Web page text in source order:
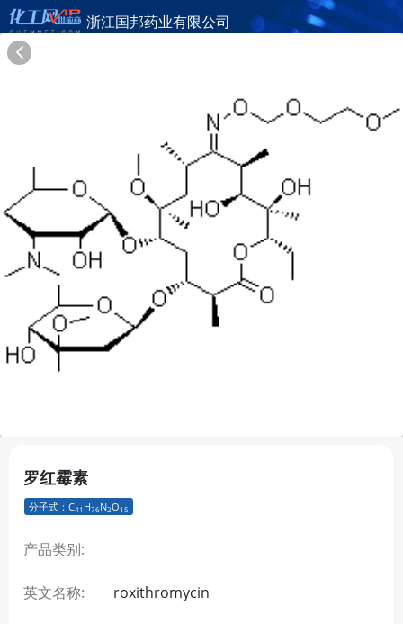
浙江国邦药业有限公司
浙江国邦药业有限公司
ZHEJIANG GUOBANG PHARMACEUTICAL CO., LTD.
在线询盘
供应商合作
罗红霉素
分子式：C41 H76N2O15
产品类别:
英文名称: roxithromycin